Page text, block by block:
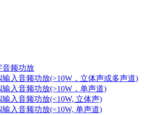
音频功放
输入音频功放(>10W，立体声或多声道)
输入音频功放(>10W，单声道)
输入音频功放(<10W, 立体声)
输入音频功放(<10W, 单声道)